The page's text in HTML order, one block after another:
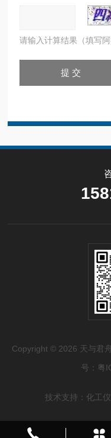
请输入计算结果（填写
Copyright © 2026 天与君
号：粤
技术支持： 化工